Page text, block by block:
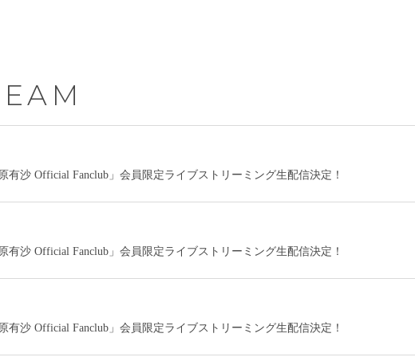
有沙 Official Fanclub」会員限定ライブストリーミング生配信決定！
有沙 Official Fanclub」会員限定ライブストリーミング生配信決定！
有沙 Official Fanclub」会員限定ライブストリーミング生配信決定！